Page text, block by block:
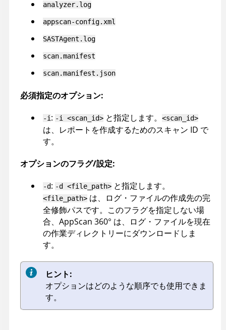
analyzer.log
appscan-config.xml
SASTAgent.log
scan.manifest
scan.manifest.json
必須指定のオプション:
-i : -i <scan_id> と指定します。 <scan_id>
は、レポートを作成するためのスキャン ID で
す。
オプションのフラグ/設定:
-d: -d <file_path> と指定します。
<file_path> は、ログ・ファイルの作成先の完
全修飾パスです。このフラグを指定しない場
合、 AppScan 360° は、ログ・ファイルを現在
の作業ディレクトリーにダウンロードしま
す。
ヒント:
オプションはどのような順序でも使用できま
す。